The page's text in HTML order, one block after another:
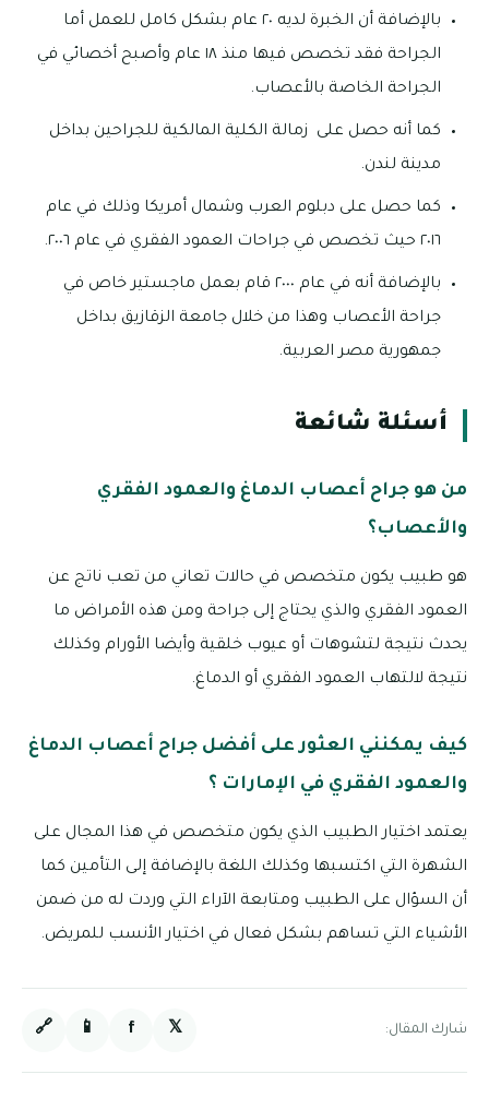
بالإضافة أن الخبرة لديه ٢٠ عام بشكل كامل للعمل أما
الجراحة فقد تخصص فيها منذ ١٨ عام وأصبح أخصائي في
الجراحة الخاصة بالأعصاب.
كما أنه حصل على زمالة الكلية المالكية للجراحين بداخل
مدينة لندن.
كما حصل على دبلوم العرب وشمال أمريكا وذلك في عام
٢٠١٦ حيث تخصص في جراحات العمود الفقري في عام ٢٠٠٦.
بالإضافة أنه في عام ٢٠٠٠ قام بعمل ماجستير خاص في
جراحة الأعصاب وهذا من خلال جامعة الزقازيق بداخل
جمهورية مصر العربية.
أسئلة شائعة
من هو جراح أعصاب الدماغ والعمود الفقري
والأعصاب؟
هو طبيب يكون متخصص في حالات تعاني من تعب ناتج عن
العمود الفقري والذي يحتاج إلى جراحة ومن هذه الأمراض ما
يحدث نتيجة لتشوهات أو عيوب خلقية وأيضا الأورام وكذلك
نتيجة لالتهاب العمود الفقري أو الدماغ.
كيف يمكنني العثور على أفضل جراح أعصاب الدماغ
والعمود الفقري في الإمارات ؟
يعتمد اختيار الطبيب الذي يكون متخصص في هذا المجال على
الشهرة التي اكتسبها وكذلك اللغة بالإضافة إلى التأمين كما
أن السؤال على الطبيب ومتابعة الآراء التي وردت له من ضمن
الأشياء التي تساهم بشكل فعال في اختيار الأنسب للمريض.
شارك المقال: 𝕏
f
📱
🔗